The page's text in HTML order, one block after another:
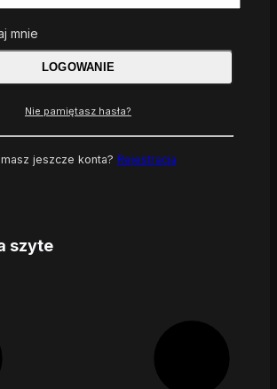
szyte
mnie
LOGOWANIE
Nie pamiętasz hasła?
jeszcze konta? Rejestracja